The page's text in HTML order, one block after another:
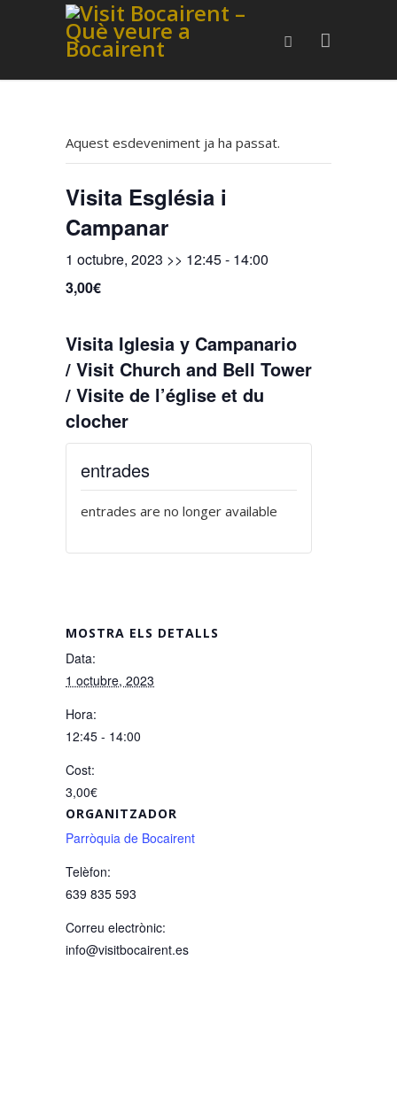
Aquest esdeveniment ja ha passat.
Visita Església i
Campanar
1 octubre, 2023 >> 12:45- 14:00
3,00€
Visita Iglesia y Campanario
/ Visit Church and Bell Tower
/ Visite de l’église et du
clocher
MOSTRA ELS DETALLS
Data:
1 octubre, 2023
Hora:
12:45 - 14:00
Cost:
3,00€
ORGANITZADOR
Parròquia de Bocairent
Telèfon:
639 835 593
Correu electrònic:
info@visitbocairent.es
entrades
entrades are no longer available